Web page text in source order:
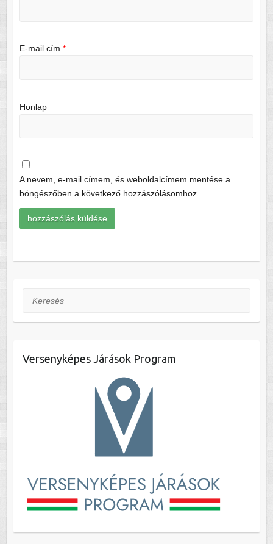
E-mail cím *
Honlap
A nevem, e-mail címem, és weboldalcímem mentése a
böngészőben a következő hozzászólásomhoz.
Keresés
Versenyképes Járások Program